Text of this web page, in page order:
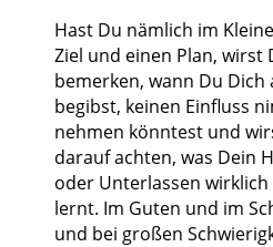
Hast Du nämlich im
Ziel und einen Plan, wirst
bemerken, wann Du Dich
begibst, keinen Einfluss
nehmen könntest und
darauf achten, was Dein
oder Unterlassen
lernt. Im Guten und im
und bei großen